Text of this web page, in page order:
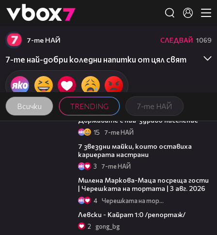
👾
Всички TRENDING 7-те НАЙ
7-те НАЙ СЛЕДВАЙ 1069
7-те най-добри коледни напитки от цял свят
02:25
Държавите с най-здраво население
15 7-те НАЙ
7 звездни майки, които оставиха
кариерата настрани
3 7-те НАЙ
Милена Маркова-Маца посреща гости
| Черешката на тортата | 3 авг. 2026
4 Черешката на тортата
Левски - Кайрат 1:0 /репортаж/
2 gong_bg